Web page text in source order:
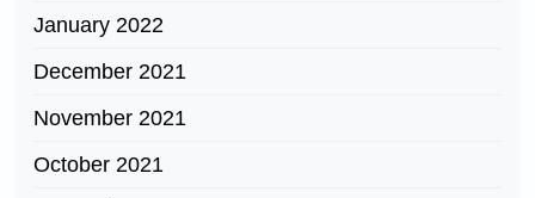
January 2022
December 2021
November 2021
October 2021